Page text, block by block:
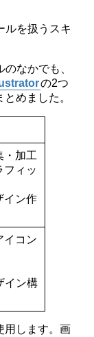
ルを扱うスキ
なかでも、
の2つ
めました。
・加工
フィッ
イン作
イコン
イン構
用します。画